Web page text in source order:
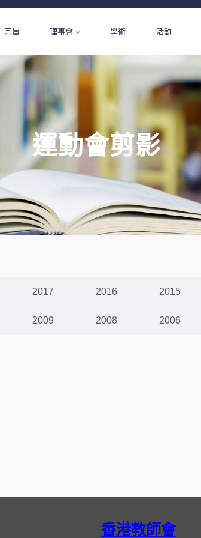
宗旨 理事會 學術 活動
運動會剪影
2017 2016 2015
2009 2008 2006
香港教師會